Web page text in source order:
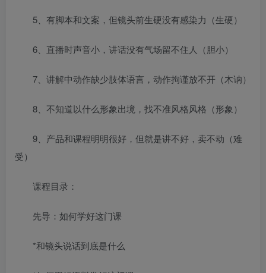
5、有脚本和文案，但镜头前生硬没有感染力（生硬）
6、直播时声音小，讲话没有气场留不住人（胆小）
7、讲解中动作缺少肢体语言，动作拘谨放不开（木讷）
8、不知道以什么形象出境，找不准风格风格（形象）
9、产品和课程明明很好，但就是讲不好，卖不动（难
受）
课程目录：
先导：如何学好这门课
*和镜头说话到底是什么